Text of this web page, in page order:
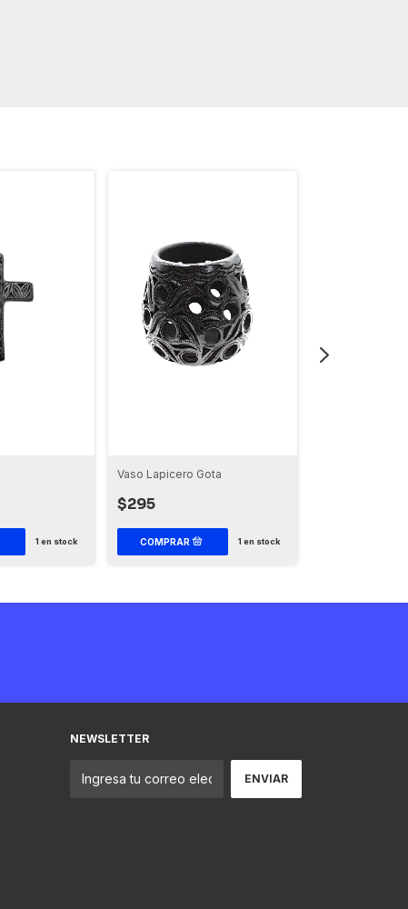
1 en stock
Vaso Lapicero Gota
$295
1 en stock
NEWSLETTER